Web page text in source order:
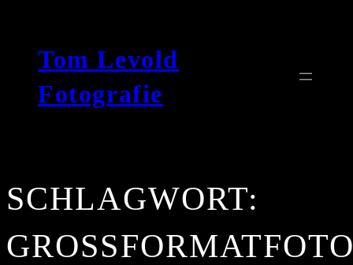
springenTom Levold
Fotografie
SCHLAGWORT: